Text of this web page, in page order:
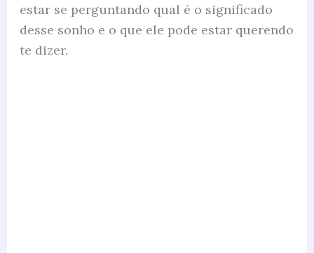
estar se perguntando qual é o significado
desse sonho e o que ele pode estar querendo
te dizer.